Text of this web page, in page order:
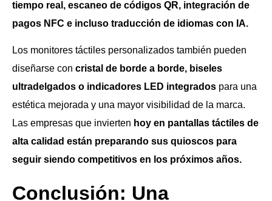
tiempo real, escaneo de códigos QR, integración de
pagos NFC e incluso traducción de idiomas con IA.
Los monitores táctiles personalizados también pueden
diseñarse con cristal de borde a borde, biseles
ultradelgados o indicadores LED integrados para una
estética mejorada y una mayor visibilidad de la marca.
Las empresas que invierten hoy en pantallas táctiles de
alta calidad están preparando sus quioscos para
seguir siendo competitivos en los próximos años.
Conclusión: Una